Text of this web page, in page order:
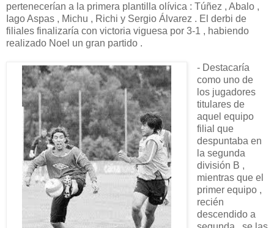
pertenecerían a la primera plantilla olívica : Túñez , Abalo ,
Iago Aspas , Michu , Richi y Sergio Álvarez . El derbi de
filiales finalizaría con victoria viguesa por 3-1 , habiendo
realizado Noel un gran partido .
- Destacaría
como uno de
los jugadores
titulares de
aquel equipo
filial que
despuntaba en
la segunda
división B ,
mientras que el
primer equipo ,
recién
descendido a